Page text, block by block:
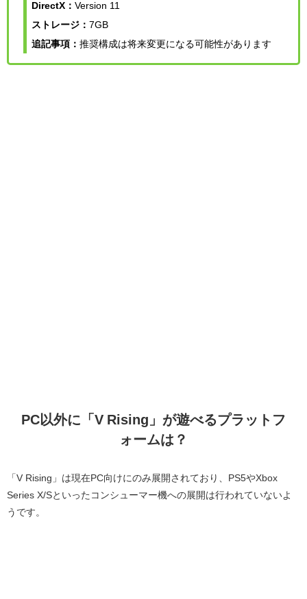
DirectX： Version 11
ストレージ： 7GB
追記事項： 推奨構成は将来変更になる可能性があります
PC以外に「V Rising」が遊べるプラットフ
ォームは？
「V Rising」は現在PC向けにのみ展開されており、PS5やXbox
Series X/Sといったコンシューマー機への展開は行われていないよ
うです。